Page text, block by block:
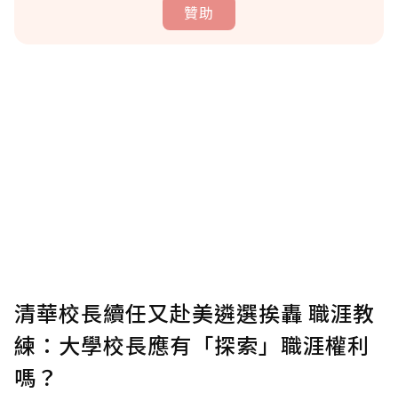
贊助
確認送出
清華校長續任又赴美遴選挨轟 職涯教
練：大學校長應有「探索」職涯權利
嗎？